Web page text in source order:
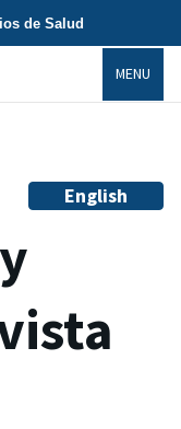
de Salud
MENU
English